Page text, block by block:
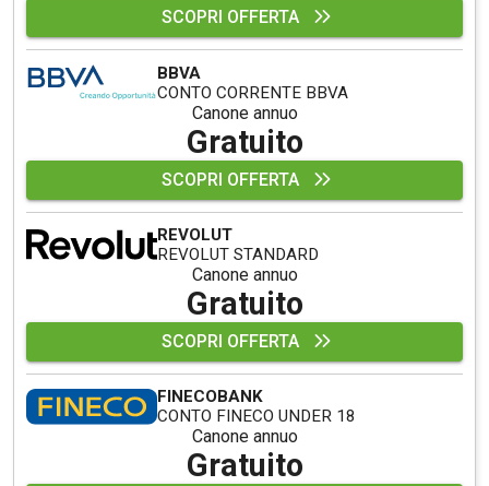
SCOPRI OFFERTA
BBVA
CONTO CORRENTE BBVA
Canone annuo
Gratuito
SCOPRI OFFERTA
REVOLUT
REVOLUT STANDARD
Canone annuo
Gratuito
SCOPRI OFFERTA
FINECOBANK
CONTO FINECO UNDER 18
Canone annuo
Gratuito